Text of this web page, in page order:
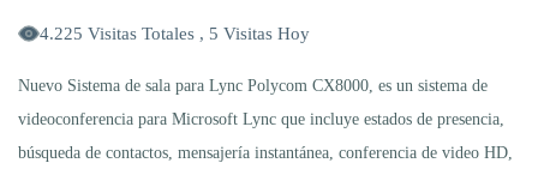
4.225 Visitas Totales , 5 Visitas Hoy
Nuevo Sistema de sala para Lync Polycom CX8000, es un sistema de
videoconferencia para Microsoft Lync que incluye estados de presencia,
búsqueda de contactos, mensajería instantánea, conferencia de video HD,